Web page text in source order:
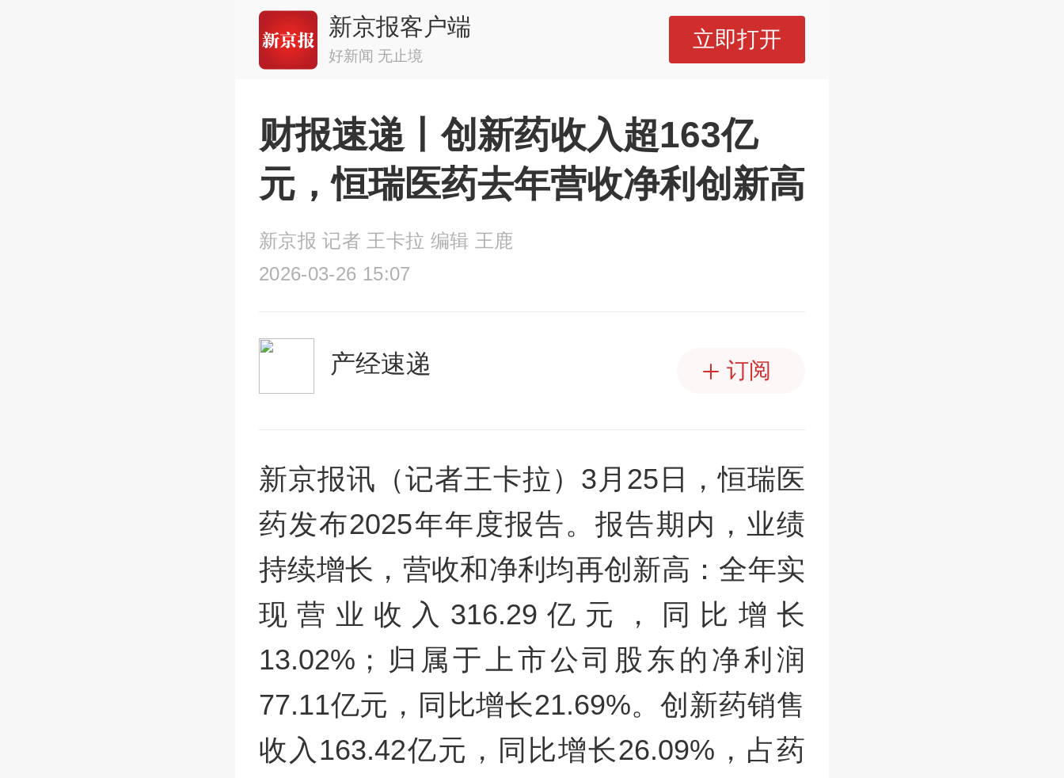
新京报客户端
好新闻 无止境
立即打开
财报速递丨创新药收入超163亿
元，恒瑞医药去年营收净利创新高
新京报 记者 王卡拉 编辑 王鹿
2026-03-26 15:07
产经速递 订阅
新京报讯（记者王卡拉）3月25日，恒瑞医
药发布2025年年度报告。报告期内，业绩
持续增长，营收和净利均再创新高：全年实
现营业收入316.29亿元，同比增长
13.02%；归属于上市公司股东的净利润
77.11亿元，同比增长21.69%。创新药销售
收入163.42亿元，同比增长26.09%，占药